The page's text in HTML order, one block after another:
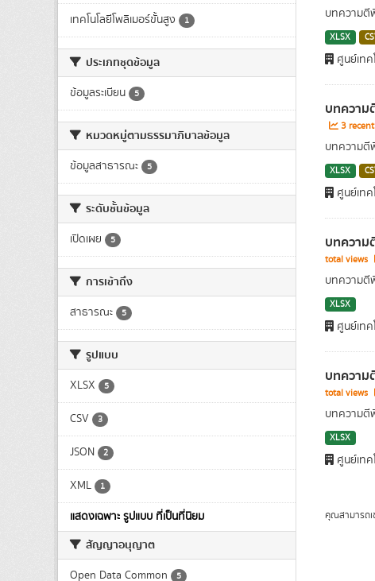
เทคโนโลยีโพลิเมอร์ขั้นสูง 1
ประเภทชุดข้อมูล
ข้อมูลระเบียน 5
หมวดหมู่ตามธรรมาภิบาลข้อมูล
ข้อมูลสาธารณะ 5
ระดับชั้นข้อมูล
เปิดเผย 5
การเข้าถึง
สาธารณะ 5
รูปแบบ
XLSX 5
CSV 3
JSON 2
XML 1
แสดงเฉพาะ รูปแบบ ที่เป็นที่นิยม
สัญญาอนุญาต
Open Data Common 5
บทความตี
XLSX
ศูนย์เทค
บทความ
3 recent
บทความตี
XLSX
ศูนย์เทค
บทความ
total views
บทความตี
XLSX
ศูนย์เทค
บทความ
total views
บทความตี
XLSX
ศูนย์เทค
คุณสามารถ